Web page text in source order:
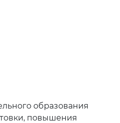
образования
повышения